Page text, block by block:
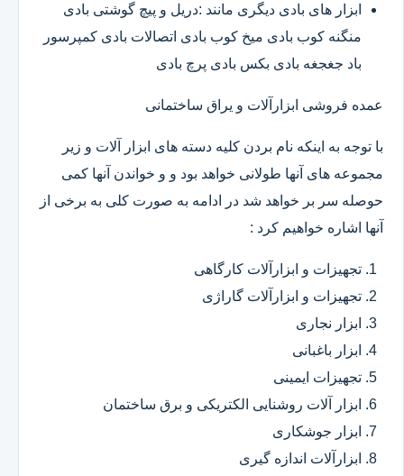
ابزار های بادی دیگری مانند :دریل و پیچ گوشتی بادی
منگنه کوب بادی میخ کوب بادی اتصالات بادی کمپرسور
باد جغجغه بادی بکس بادی پرچ بادی
عمده فروشی ابزارآلات و یراق ساختمانی
با توجه به اینکه نام بردن کلیه دسته های ابزار آلات و زیر
مجموعه های آنها طولانی خواهد بود و و خواندن آنها کمی
حوصله سر بر خواهد شد در ادامه به صورت کلی به برخی از
آنها اشاره خواهیم کرد :
تجهیزات و ابزارآلات کارگاهی
تجهیزات و ابزارآلات گاراژی
ابزار نجاری
ابزار باغبانی
تجهیزات ایمینی
ابزار آلات روشنایی الکتریکی و برق ساختمان
ابزار جوشکاری
ابزارآلات اندازه گیری